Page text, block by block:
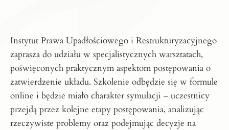
Instytut Prawa Upadłościowego i Restrukturyzacyjnego
zaprasza do udziału w specjalistycznych warsztatach,
poświęconych praktycznym aspektom postępowania o
zatwierdzenie układu. Szkolenie odbędzie się w formule
online i będzie miało charakter symulacji – uczestnicy
przejdą przez kolejne etapy postępowania, analizując
rzeczywiste problemy oraz podejmując decyzje na